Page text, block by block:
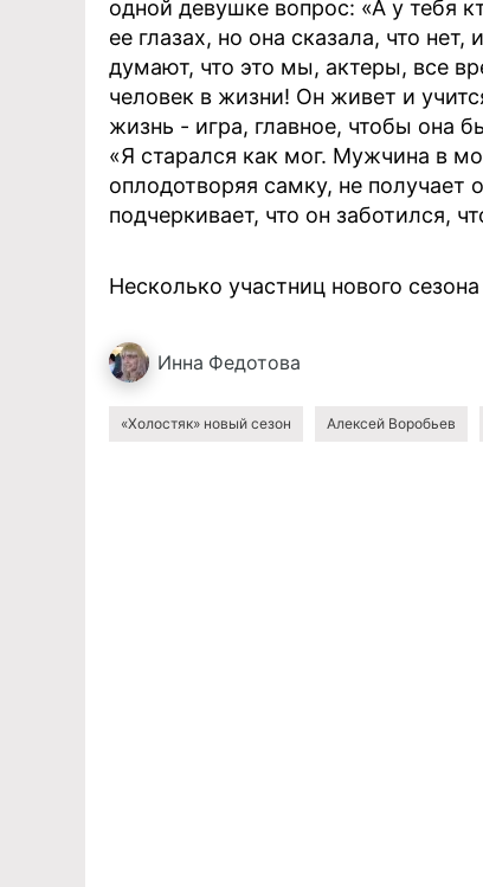
одной девушке вопрос: «А у тебя
ее глазах, но она сказала, что
думают, что это мы, актеры, все
человек в жизни! Он живет и
жизнь - игра, главное, чтобы она
«Я старался как мог. Мужчина в
оплодотворяя самку, не получает
подчеркивает, что он заботился,
Несколько участниц нового
Инна Федотова
«Холостяк» новый сезон Алексей Воробьев